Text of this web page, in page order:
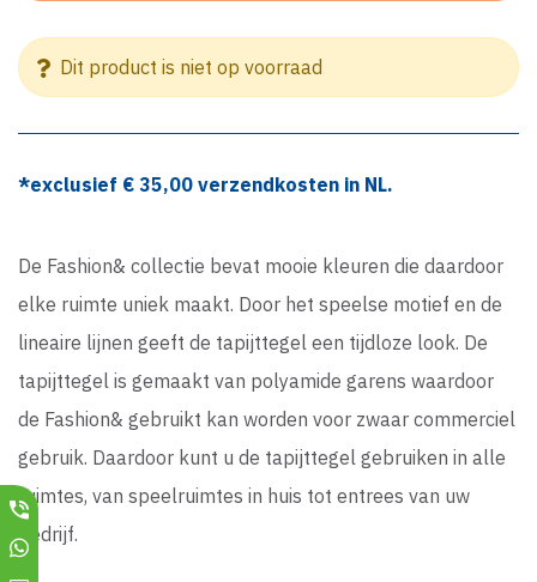
Dit product is niet op voorraad
*exclusief € 35,00 verzendkosten in NL.
De Fashion& collectie bevat mooie kleuren die daardoor
elke ruimte uniek maakt. Door het speelse motief en de
lineaire lijnen geeft de tapijttegel een tijdloze look. De
tapijttegel is gemaakt van polyamide garens waardoor
de Fashion& gebruikt kan worden voor zwaar commerciel
gebruik. Daardoor kunt u de tapijttegel gebruiken in alle
ruimtes, van speelruimtes in huis tot entrees van uw
bedrijf.